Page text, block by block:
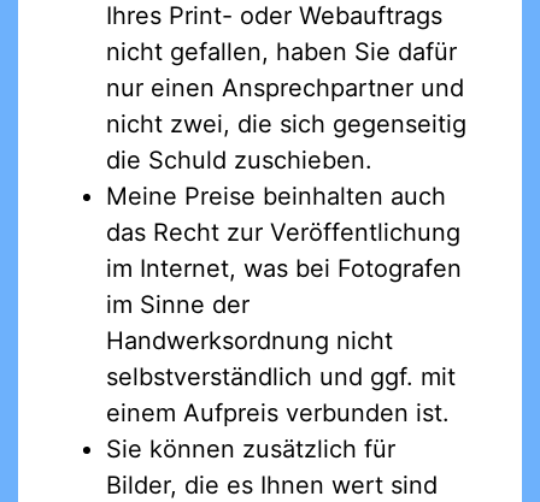
Ihres Print- oder Webauftrags
nicht gefallen, haben Sie dafür
nur einen Ansprechpartner und
nicht zwei, die sich gegenseitig
die Schuld zuschieben.
Meine Preise beinhalten auch
das Recht zur Veröffentlichung
im Internet, was bei Fotografen
im Sinne der
Handwerksordnung nicht
selbstverständlich und ggf. mit
einem Aufpreis verbunden ist.
Sie können zusätzlich für
Bilder, die es Ihnen wert sind